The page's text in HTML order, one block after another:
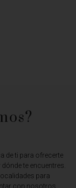
de ti para ofrecerte
te encuentres.
para
con nosotros